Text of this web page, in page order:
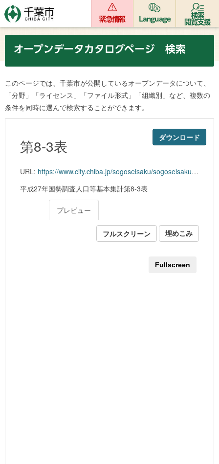
緊急情報 Language
検索
閲覧支援
オープンデータカタログページ 検索
このページでは、千葉市が公開しているオープンデータについて、
「分野」「ライセンス」「ファイル形式」「組織別」など、複数の
条件を同時に選んで検索することができます。
ダウンロード
第8-3表
URL: https://www.city.chiba.jp/sogoseisaku/sogoseisaku/kikaku/tokei/27kokuchou/documents/1-8-3.xlsx
平成27年国勢調査人口等基本集計第8-3表
プレビュー
フルスクリーン 埋めこみ
Fullscreen